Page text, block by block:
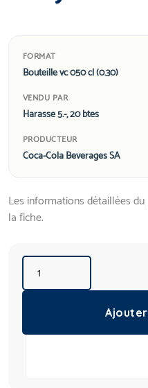
FORMAT
Bouteille vc 050 cl (0.30)
VENDU PAR
Harasse 5.-, 20 btes
PRODUCTEUR
Coca-Cola Beverages SA
Les informations détaillées
la fiche.